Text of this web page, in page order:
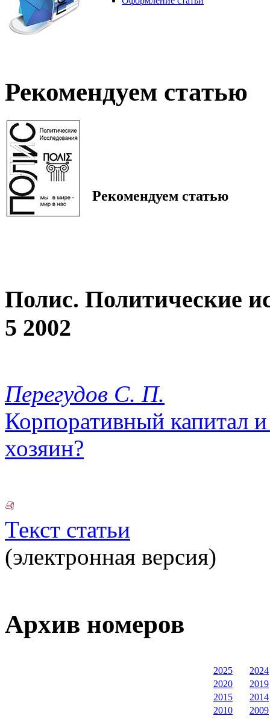
Рекомендуем статью
Рекомендуем статью
Полис. Политические
5 2002
Перегудов С. П.
Корпоративный капитал
хозяин?
Текст статьи
(электронная версия)
Архив номеров
2025
2024
2020
2019
2015
2014
2010
2009